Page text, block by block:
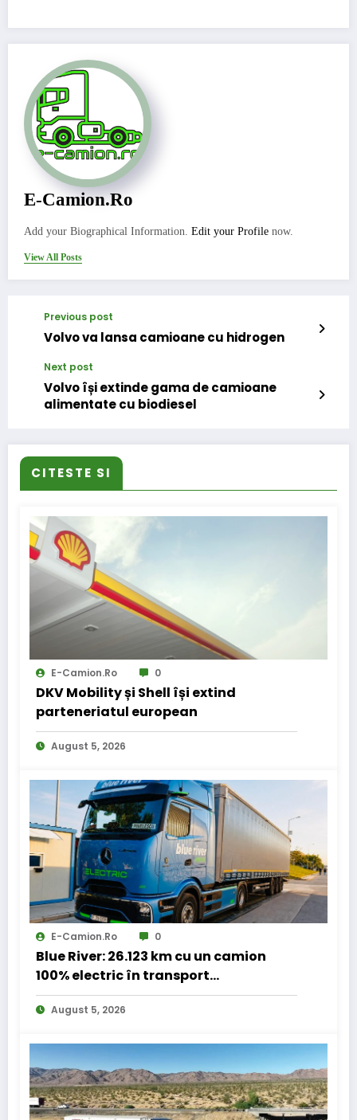
E-Camion.ro
Add your Biographical Information. Edit your Profile now.
View All Posts
Previous post
Volvo va lansa camioane cu hidrogen
Next post
Volvo își extinde gama de camioane
alimentate cu biodiesel
CITESTE SI
E-Camion.ro 0
DKV Mobility și Shell își extind
parteneriatul european
August 5, 2026
E-Camion.ro 0
Blue River: 26.123 km cu un camion
100% electric în transport
internațional
August 5, 2026